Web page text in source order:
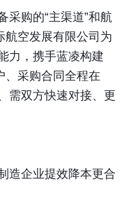
采购的“主渠道”和航
航空发展有限公司为
力，携手蓝凌构建
、采购合同全程在
需双方快速对接、更
造企业提效降本更合